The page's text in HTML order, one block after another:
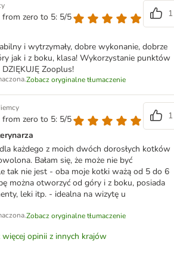
from zero to 5: 5/5
1
i wytrzymały, dobre wykonanie, dobrze
jak i z boku, klasa! Wykorzystanie punktów
Zooplus!
Zobacz oryginalne tłumaczenie
from zero to 5: 5/5
1
każdego z moich dwóch dorosłych kotków
Bałam się, że może nie być
tak nie jest - oba moje kotki ważą od 5 do 6
można otworzyć od góry i z boku, posiada
leki itp. - idealna na wizytę u
Zobacz oryginalne tłumaczenie
więcej opinii z innych krajów